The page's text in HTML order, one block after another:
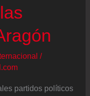
/
partidos políticos